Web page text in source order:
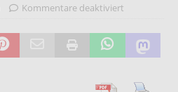
Kommentare deaktiviert